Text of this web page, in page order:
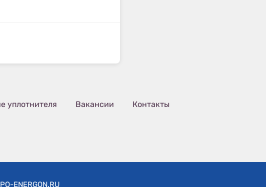
уплотнителя Вакансии Контакты
ENERGON.RU